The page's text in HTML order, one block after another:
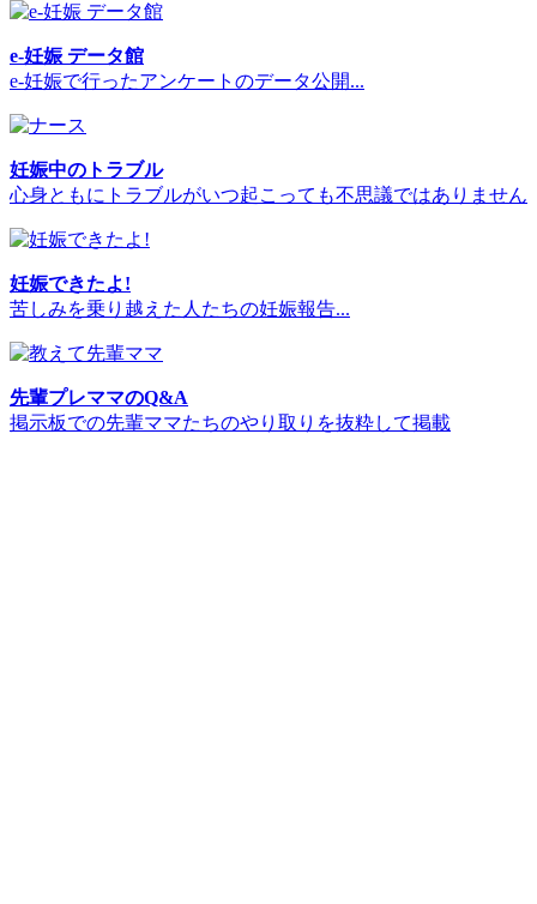
e-妊娠 データ館
e-妊娠で行ったアンケートのデータ公開...
妊娠中のトラブル
心身ともにトラブルがいつ起こっても不思議ではありません
妊娠できたよ!
苦しみを乗り越えた人たちの妊娠報告...
先輩プレママのQ&A
掲示板での先輩ママたちのやり取りを抜粋して掲載